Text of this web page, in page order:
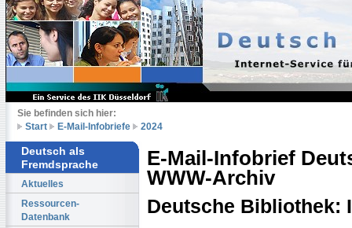
Sie befinden sich hier:
Start
E-Mail-Infobriefe 2024
Deutsch als
Fremdsprache
Aktuelles
Ressourcen-
Datenbank
E-Mail-Infobrief
WWW-Archiv
Deutsche Bibliothek: